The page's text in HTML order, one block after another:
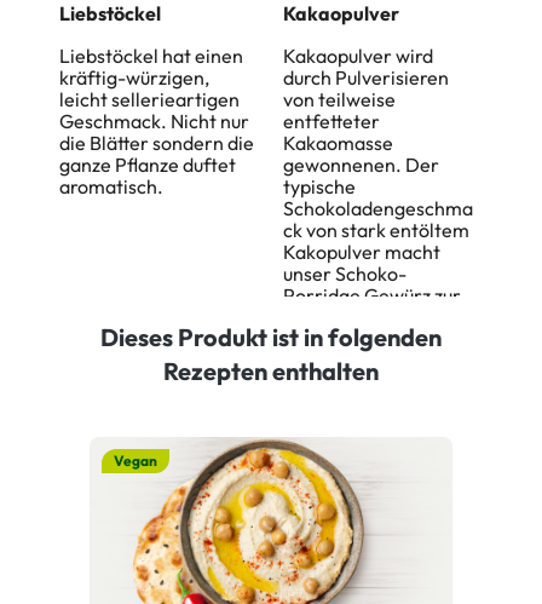
Liebstöckel
Liebstöckel hat einen
kräftig-würzigen,
leicht sellerieartigen
Geschmack. Nicht nur
die Blätter sondern die
ganze Pflanze duftet
aromatisch.
Kakaopulver
Kakaopulver wird
durch Pulverisieren
von teilweise
entfetteter
Kakaomasse
gewonnenen. Der
typische
Schokoladengeschma
ck von stark entöltem
Kakopulver macht
unser Schoko-
Porridge Gewürz zur
Leckerei.
Dieses Produkt ist in folgenden
Rezepten enthalten
Vegan